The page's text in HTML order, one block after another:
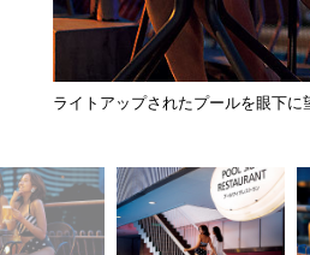
ライトアップされたプールを眼下に